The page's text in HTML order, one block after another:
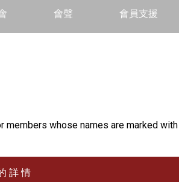
會聲 會員支援
members whose names are marked with
詳 情